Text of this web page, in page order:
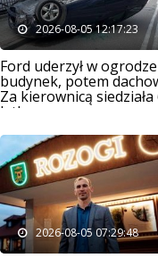
2026-08-05 12:17:23
Ford uderzył w
budynek, potem
Za kierownicą siedziała
latka
2026-08-05 07:29:48